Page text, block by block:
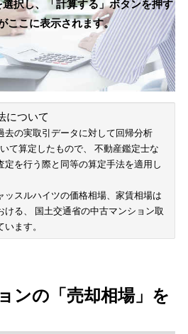
選択し、「計算する」ボタンを押す
ここに表示されます。
について
去の実取引データに対して回帰分析
て算定したもので、 不動産鑑定士な
定を行う際と同等の算定手法を適用し
ッスルハイツの価格相場、家賃相場は
ける、 国土交通省の中古マンション取
ます。
ンの「売却相場」を